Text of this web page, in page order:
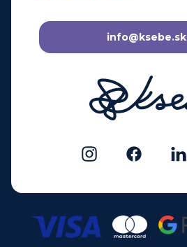
info@ksebe.sk